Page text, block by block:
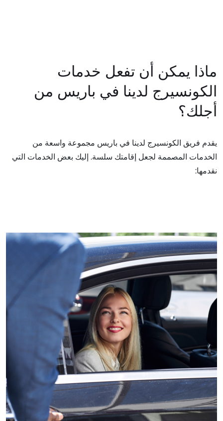
ماذا يمكن أن تفعل خدمات
الكونسيرج لدينا في باريس من
أجلك؟
يقدم فريق الكونسيرج لدينا في باريس مجموعة واسعة من
الخدمات المصممة لجعل إقامتك سلسة. إليك بعض الخدمات التي
نقدمها: